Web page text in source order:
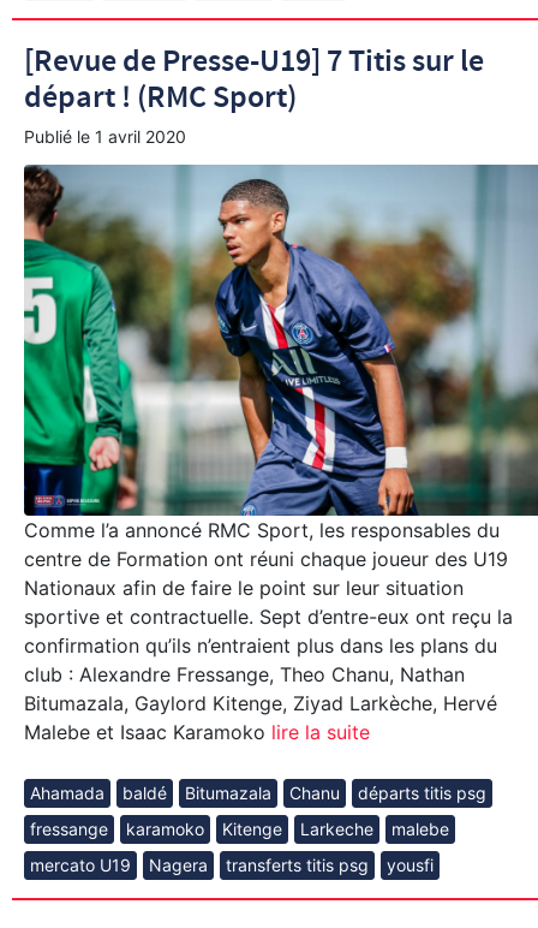
[Revue de Presse-U19] 7 Titis sur le
départ ! (RMC Sport)
Publié le 1 avril 2020
Comme l’a annoncé RMC Sport, les responsables du
centre de Formation ont réuni chaque joueur des U19
Nationaux afin de faire le point sur leur situation
sportive et contractuelle. Sept d’entre-eux ont reçu la
confirmation qu’ils n’entraient plus dans les plans du
club : Alexandre Fressange, Theo Chanu, Nathan
Bitumazala, Gaylord Kitenge, Ziyad Larkèche, Hervé
Malebe et Isaac Karamoko lire la suite
Ahamada baldé Bitumazala Chanu
départs titis psg
fressange
karamoko Kitenge Larkeche
malebe
mercato U19
Nagera transferts titis psg yousfi